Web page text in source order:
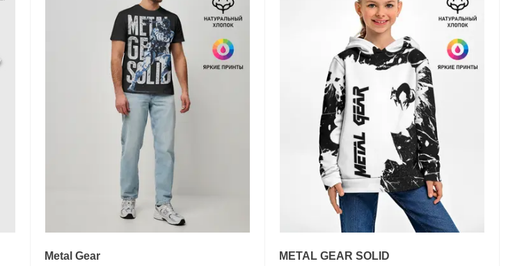
Metal Gear METAL GEAR SOLID